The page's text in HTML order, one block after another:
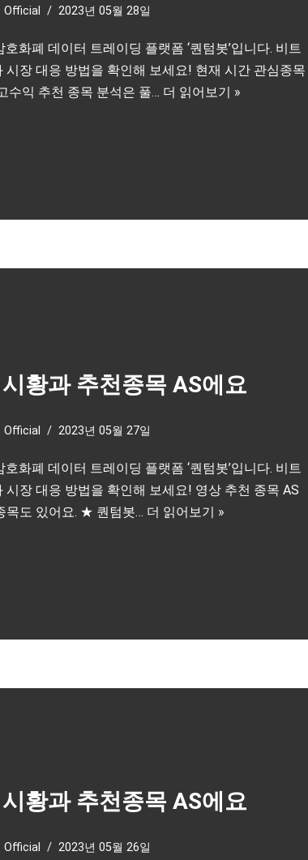
Official 2023년 05월 28일
화폐 데이터 트레이딩 플랫폼 ‘퀀텀봇’입니다. 비트
시장 대응 방법을 확인해 보세요! 현재 시간 관심종목
수익 추천 종목 분석은 풀… 더 읽어보기 »
황과 추천종목 AS에요
Official 2023년 05월 27일
화폐 데이터 트레이딩 플랫폼 ‘퀀텀봇’입니다. 비트
시장 대응 방법을 확인해 보세요! 영상 추천 종목 AS
목도 있어요. ★ 퀀텀봇… 더 읽어보기 »
황과 추천종목 AS에요
Official 2023년 05월 26일